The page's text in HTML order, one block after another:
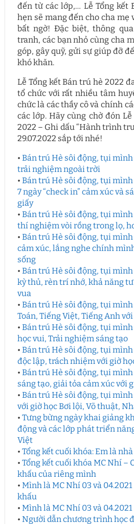
đến từ các lớp,… Lễ Tổng kết
hẹn sẽ mang đến cho cha mẹ
bất ngờ! Đặc biệt, thông
tranh, các bạn nhỏ cùng cha
góp, gây quỹ, gửi sự giúp đỡ
khó khăn.
Lễ Tổng kết Bán trú hè 2022
tổ chức với rất nhiều tâm
chức là các thầy cô và chính
các lớp. Hãy cùng chờ đón
2022 – Ghi dấu “Hành trình
29.07.2022 sắp tới nhé!
• Bán trú Hè sôi động, tụi
trải nghiệm ngoài trời
• Bán trú Hè sôi động, tụi mình
7 ngày “check in” cảm xúc và
giấy
• Bán trú Hè sôi động, tụi mình
thí nghiệm vòi rồng trong lọ,
• Bán trú Hè sôi động, tụi mình
cảm xúc, lắng nghe chính
sống
• Bán trú Hè sôi động, tụi mình
kỳ thủ, rèn trí nhớ, khả năng tư
vua
• Bán trú Hè sôi động, tụi mình
Toán, Tiếng Việt, Tiếng Anh
• Bán trú Hè sôi động, tụi mình
học vui, Trải nghiệm sáng tạo
• Bán trú Hè sôi động, tụi mình
độc lập, trách nhiệm với giờ
• Bán trú Hè sôi động, tụi mình
sáng tạo, giải tỏa cảm xúc với
• Bán trú Hè sôi động, tụi mình
với giờ học Bơi lội, Võ thuật,
• Tưng bừng ngày khai giảng
động và các lớp phát triển
Việt
• Tổng kết cuối khóa: Em là
• Tổng kết cuối khóa MC Nhí –
khấu của riêng mình
• Mình là MC Nhí 03 và
khấu
• Mình là MC Nhí 03 và
• Người dẫn chương trình học